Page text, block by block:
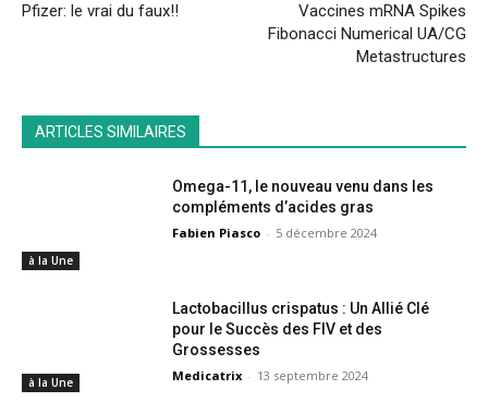
Pfizer: le vrai du faux!!
Vaccines mRNA Spikes
Fibonacci Numerical UA/CG
Metastructures
ARTICLES SIMILAIRES
à la Une
Omega-11, le nouveau venu dans les
compléments d’acides gras
Fabien Piasco - 5 décembre 2024
à la Une
Lactobacillus crispatus : Un Allié Clé
pour le Succès des FIV et des
Grossesses
Medicatrix - 13 septembre 2024